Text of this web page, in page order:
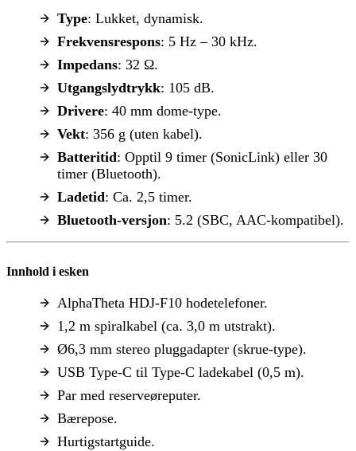
Type: Lukket, dynamisk.
Frekvensrespons: 5 Hz – 30 kHz.
Impedans: 32 Ω.
Utgangslydtrykk: 105 dB.
Drivere: 40 mm dome-type.
Vekt: 356 g (uten kabel).
Batteritid: Opptil 9 timer (SonicLink) eller 30
timer (Bluetooth).
Ladetid: Ca. 2,5 timer.
Bluetooth-versjon: 5.2 (SBC, AAC-kompatibel).
Innhold i esken
AlphaTheta HDJ-F10 hodetelefoner.
1,2 m spiralkabel (ca. 3,0 m utstrakt).
Ø6,3 mm stereo pluggadapter (skrue-type).
USB Type-C til Type-C ladekabel (0,5 m).
Par med reserveøreputer.
Bærepose.
Hurtigstartguide.